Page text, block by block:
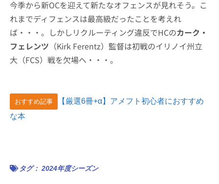
今季から新OCを迎えて新たなオフェンスが見れそう。こ
れまでディフェンスは最高級だったことを考えれ
ば・・・。しかしリクルーティング違反でHCのカーク・
フェレンツ （Kirk Ferentz）監督は初戦のイリノイ州立
大（FCS）戦を欠場へ・・・。
おすすめ記事
【厳選6冊+α】アメフト初心者におすすめ
な本
タグ： 2024年度シーズン